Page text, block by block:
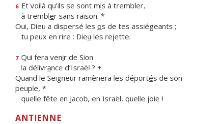
6 Et voilà qu’ils se sont mis à trembler,
à trembler sans raison. *
Oui, Dieu a dispersé les os de tes assiégeants ;
tu peux en rire : Dieu les rejette.
7 Qui fera venir de Sion
la délivrance d’Israël ? +
Quand le Seigneur ramènera les déportés de son
peuple, *
quelle fête en Jacob, en Israël, quelle joie !
ANTIENNE